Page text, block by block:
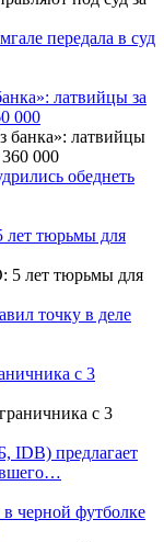
передала в суд
латвийцы за
000
обеднеть
лет тюрьмы для
точку в деле
с 3
IDB) предлагает
черной футболке